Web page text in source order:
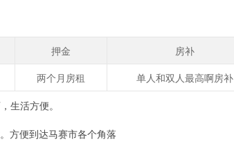
押金 房补
两个月房租 单人和双人最高啊房补
生活方便。
方便到达马赛市各个角落